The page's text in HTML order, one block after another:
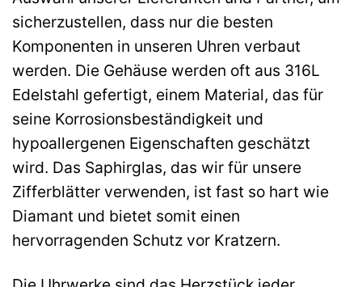
sicherzustellen, dass nur die besten
Komponenten in unseren Uhren verbaut
werden. Die Gehäuse werden oft aus 316L
Edelstahl gefertigt, einem Material, das für
seine Korrosionsbeständigkeit und
hypoallergenen Eigenschaften geschätzt
wird. Das Saphirglas, das wir für unsere
Zifferblätter verwenden, ist fast so hart wie
Diamant und bietet somit einen
hervorragenden Schutz vor Kratzern.